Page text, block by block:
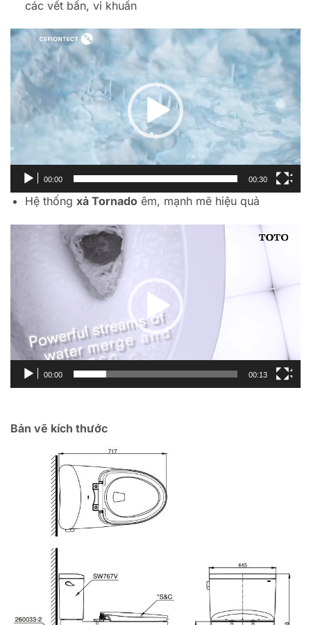
các vết bẩn, vi khuẩn
Trình
chơi
Video
00:00 00:30
Hệ thống xả Tornadoêm, mạnh mẽ hiệu quả
00:00 00:13
Bản vẽ kích thước